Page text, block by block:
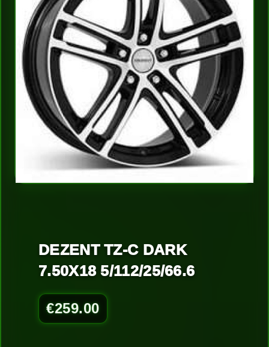
DEZENT TZ-C DARK
7.50X18 5/112/25/66.6
€259.00